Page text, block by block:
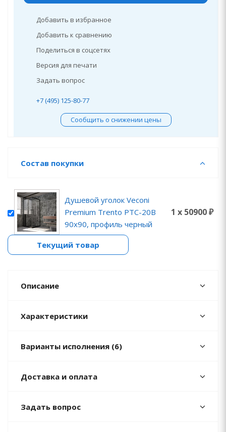
Добавить в избранное
Добавить к сравнению
Поделиться в соцсетях
Версия для печати
Задать вопрос
+7 (495) 125-80-77
Сообщить о снижении цены
Состав покупки
Душевой уголок Veconi
Premium Trento PTC-20B
90x90, профиль черный
1 x 50900 ₽
Текущий товар
Описание
Характеристики
Варианты исполнения (6)
Доставка и оплата
Задать вопрос